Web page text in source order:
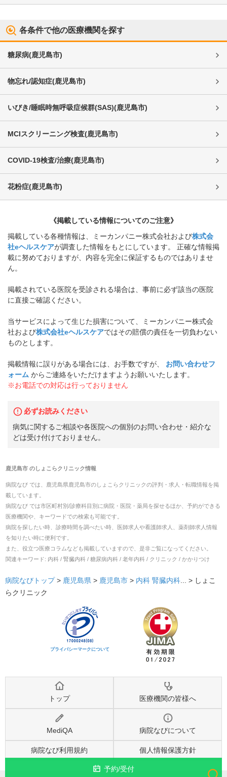
各条件で他の医療機関を探す
糖尿病(鹿児島市)
物忘れ/認知症(鹿児島市)
いびき/睡眠時無呼吸症候群(SAS)(鹿児島市)
MCIスクリーニング検査(鹿児島市)
COVID-19検査/治療(鹿児島市)
花粉症(鹿児島市)
《掲載している情報についてのご注意》
掲載している各種情報は、ミーカンパニー株式会社および株式会
社eヘルスケアが調査した情報をもとにしています。 正確な情報掲
載に努めておりますが、内容を完全に保証するものではありませ
ん。
掲載されている医院を受診される場合は、事前に必ず該当の医院
に直接ご確認ください。
当サービスによって生じた損害について、ミーカンパニー株式会
社および株式会社eヘルスケアではその賠償の責任を一切負わない
ものとします。
掲載情報に誤りがある場合には、お手数ですが、
お問い合わせフ
ォーム からご連絡をいただけますようお願いいたします。
※お電話での対応は行っておりません
必ずお読みください
病気に関するご相談や各医院への個別のお問い合わせ・紹介な
どは受け付けておりません。
鹿児島市のしょこらクリニック情報
病院なび では、 鹿児島県鹿児島市のしょこらクリニックの評判・求人・転職情報を掲
載しています。
病院なび では市区町村別/診療科目別に病院・医院・薬局を探せるほか、予約ができる
医療機関や、キーワードでの検索も可能です。
病院を探したい時、診療時間を調べたい時、医師求人や看護師求人、薬剤師求人情報
を知りたい時に便利です。
また、役立つ医療コラムなども掲載していますので、是非ご覧になってください。
関連キーワード: 内科 / 腎臓内科 / 糖尿病内科 / 老年内科 / クリニック / かかりつけ
予約/受付
病院なびトップ > 鹿児島県 > 鹿児島市 > 内科 腎臓内科... > しょこ
らクリニック
プライバシーマークについて
トップ 医療機関の皆様へ
MediQA 病院なびについて
病院なび利用規約 個人情報保護方針